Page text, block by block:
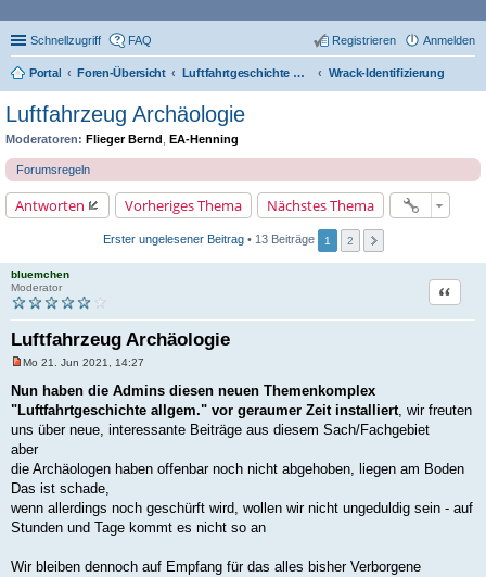
Schnellzugriff FAQ Anmelden
Registrieren
Portal Foren-Übersicht Luftfahrtgeschichte Allgemein Wrack-Identifizierung
Luftfahrzeug Archäologie
Moderatoren: Flieger Bernd EA-Henning
Forumsregeln
Antworten Vorheriges Thema Nächstes Thema
Erster ungelesener Beitrag• 13 Beiträge 1 2
bluemchen
Moderator
Luftfahrzeug Archäologie
Zitat
g
e
e
s
n
e
B
e
r
Mo 21. Jun 2021, 14:27
Nun haben die Admins diesen neuen Themenkomplex
"Luftfahrtgeschichte allgem." vor geraumer Zeit installiert, wir freuten
uns über neue, interessante Beiträge aus diesem Sach/Fachgebiet
aber
die Archäologen haben offenbar noch nicht abgehoben, liegen am Boden
Das ist schade,
wenn allerdings noch geschürft wird, wollen wir nicht ungeduldig sein - auf
Stunden und Tage kommt es nicht so an
Wir bleiben dennoch auf Empfang für das alles bisher Verborgene